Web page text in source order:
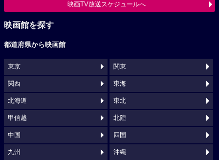
映画TV放送スケジュールへ
映画館を探す
都道府県から映画館
東京 関東
関西 東海
北海道 東北
甲信越 北陸
中国 四国
九州 沖縄